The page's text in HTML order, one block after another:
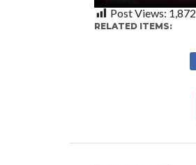
Post Views: 1,872
RELATED ITEMS: